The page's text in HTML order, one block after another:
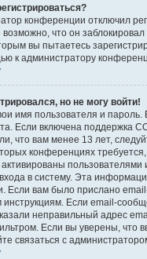
конференции отключил
возможно, что он
вы пытаетесь
к администратору
но не могу войти!
имя пользователя и
Если включена поддержка
что вам менее 13 лет,
конференциях
пользователями
в систему. Эта
Если вам было прислано
Если email-
неправильный адрес
Если вы уверены, что
связаться с